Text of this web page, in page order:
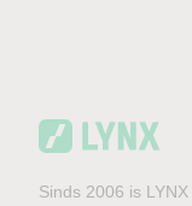
Sinds 2006 is